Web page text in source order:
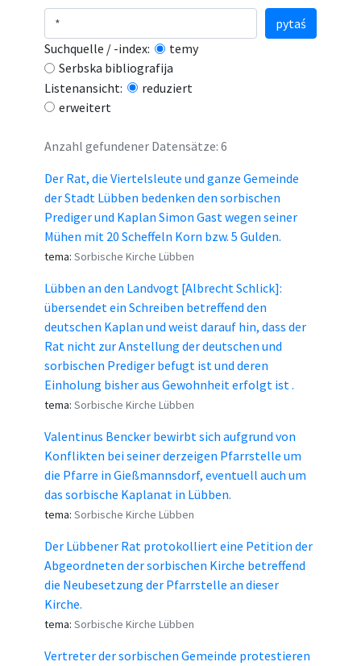
Suchquelle / -index:
temy
Serbska bibliografija
Listenansicht:
reduziert
erweitert
pytaś
Anzahl gefundener Datensätze: 6
Der Rat, die Viertelsleute und ganze Gemeinde
der Stadt Lübben bedenken den sorbischen
Prediger und Kaplan Simon Gast wegen seiner
Mühen mit 20 Scheffeln Korn bzw. 5 Gulden.
tema: Sorbische Kirche Lübben
Lübben an den Landvogt [Albrecht Schlick]:
übersendet ein Schreiben betreffend den
deutschen Kaplan und weist darauf hin, dass der
Rat nicht zur Anstellung der deutschen und
sorbischen Prediger befugt ist und deren
Einholung bisher aus Gewohnheit erfolgt ist .
tema: Sorbische Kirche Lübben
Valentinus Bencker bewirbt sich aufgrund von
Konflikten bei seiner derzeigen Pfarrstelle um
die Pfarre in Gießmannsdorf, eventuell auch um
das sorbische Kaplanat in Lübben.
tema: Sorbische Kirche Lübben
Der Lübbener Rat protokolliert eine Petition der
Abgeordneten der sorbischen Kirche betreffend
die Neubesetzung der Pfarrstelle an dieser
Kirche.
tema: Sorbische Kirche Lübben
Vertreter der sorbischen Gemeinde protestieren